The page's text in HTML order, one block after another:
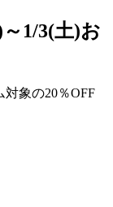
1/3(土)お
対象の20％OFF